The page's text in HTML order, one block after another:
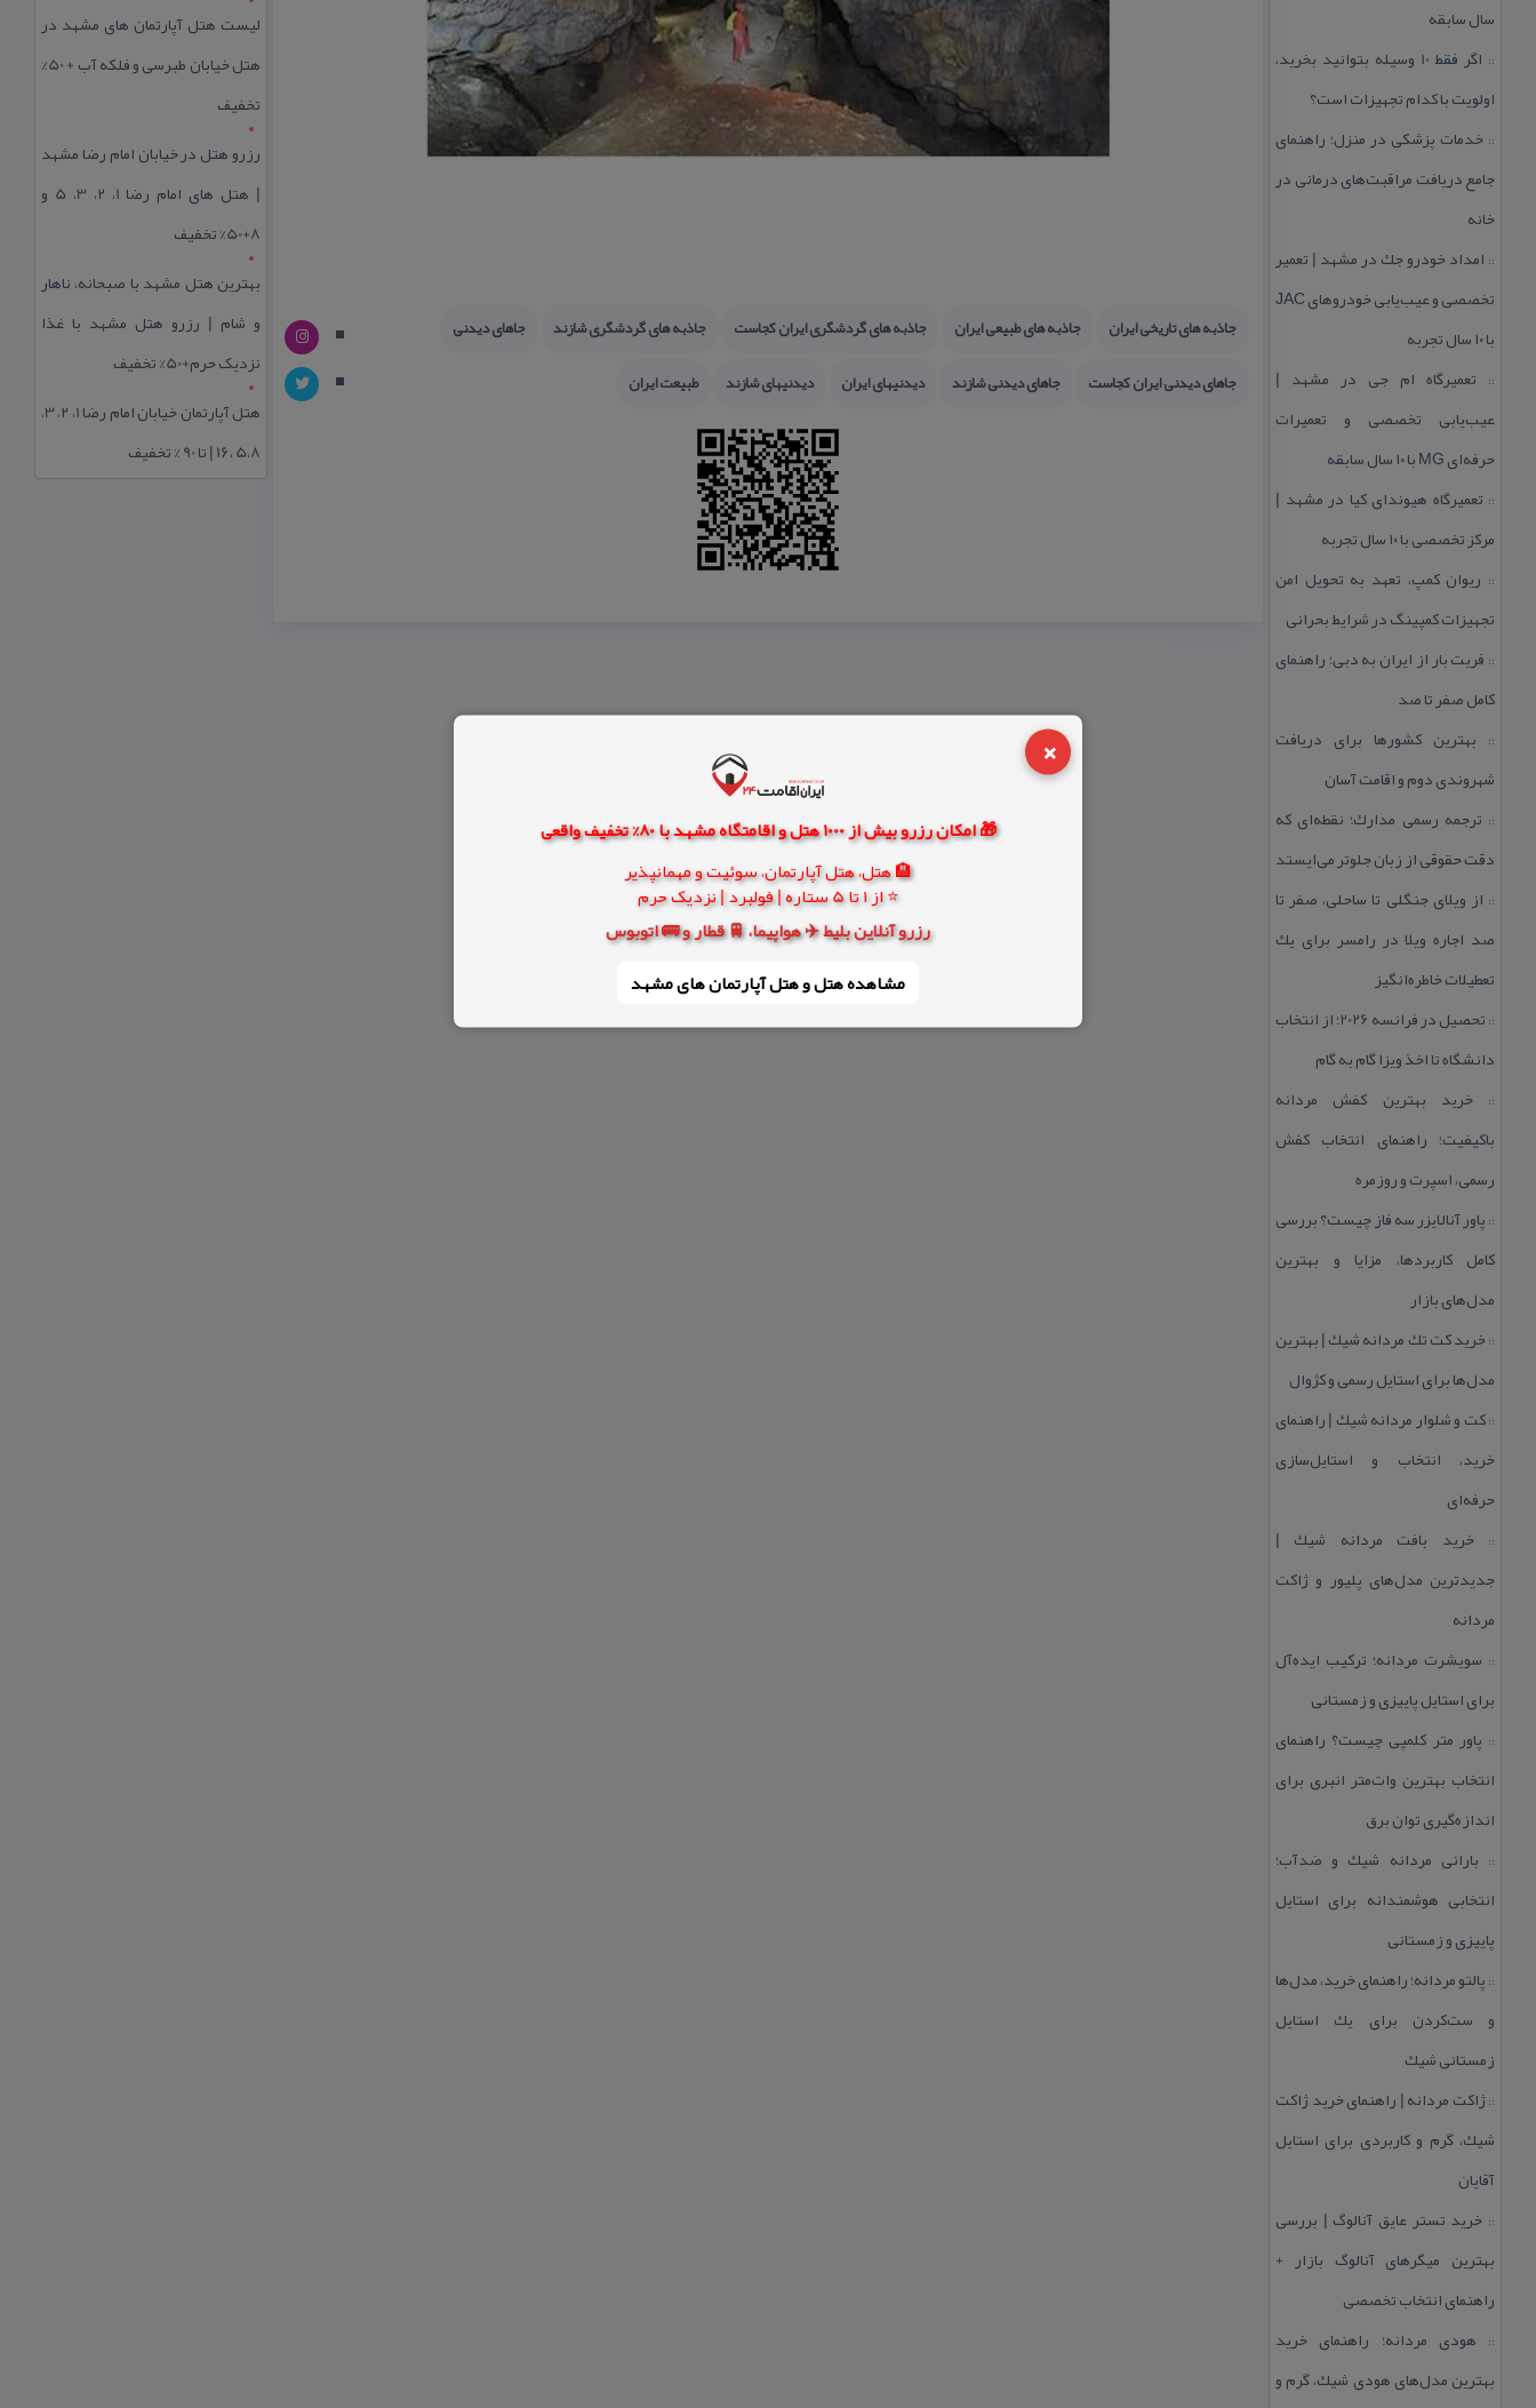
×
🎁 امکان رزرو بیش از 1000 هتل و اقامتگاه مشهد با 80% تخفیف واقعی
🏨 هتل، هتل آپارتمان، سوئیت و مهمانپذیر
⭐ از 1 تا 5 ستاره | فولبرد | نزدیک حرم
رزرو آنلاین بلیط ✈️ هواپیما، 🚆 قطار و 🚌 اتوبوس
مشاهده هتل و هتل‌ آپارتمان های مشهد
سال سابقه
::
اگر فقط 10 وسیله بتوانید بخرید،
اولویت با كدام تجهیزات است؟
:: خدمات پزشكی در منزل؛ راهنمای
جامع دریافت مراقبت‌های درمانی در
خانه
:: امداد خودرو جك در مشهد | تعمیر
تخصصی و عیب‌یابی خودروهای JAC
با ۱۰ سال تجربه
:: تعمیرگاه ام جی در مشهد |
عیب‌یابی تخصصی و تعمیرات
حرفه‌ای MG با ۱۰ سال سابقه
:: تعمیرگاه هیوندای كیا در مشهد |
مركز تخصصی با ۱۰ سال تجربه
:: ریوان كمپ، تعهد به تحویل امن
تجهیزات كمپینگ در شرایط بحرانی
:: فریت بار از ایران به دبی؛ راهنمای
كامل صفر تا صد
:: بهترین كشورها برای دریافت
شهروندی دوم و اقامت آسان
:: ترجمه رسمی مدارك؛ نقطه‌ای كه
دقت حقوقی از زبان جلوتر می‌ایستد
:: از ویلای جنگلی تا ساحلی، صفر تا
صد اجاره ویلا در رامسر برای یك
تعطیلات خاطره‌انگیز
::
تحصیل در فرانسه 2026؛ از انتخاب
دانشگاه تا اخذ ویزا گام به گام
::خرید بهترین كفش مردانه
باكیفیت؛ راهنمای انتخاب كفش
رسمی، اسپرت و روزمره
:: پاور آنالایزر سه فاز چیست؟ بررسی
كامل كاربردها، مزایا و بهترین
مدل‌های بازار
::خرید كت تك مردانه شیك | بهترین
مدل‌ها برای استایل رسمی و كژوال
::كت و شلوار مردانه شیك | راهنمای
خرید، انتخاب و استایل‌سازی
حرفه‌ای
::خرید بافت مردانه شیك |
جدیدترین مدل‌های پلیور و ژاكت
مردانه
:: سویشرت مردانه؛ تركیب ایده‌آل
برای استایل پاییزی و زمستانی
:: پاور متر كلمپی چیست؟ راهنمای
انتخاب بهترین وات‌متر انبری برای
اندازه‌گیری توان برق
:: بارانی مردانه شیك و ضدآب؛
انتخابی هوشمندانه برای استایل
پاییزی و زمستانی
:: پالتو مردانه؛ راهنمای خرید، مدل‌ها
و ست‌كردن برای یك استایل
زمستانی شیك
::ژاكت مردانه | راهنمای خرید ژاكت
شیك، گرم و كاربردی برای استایل
آقایان
:: خرید تستر عایق آنالوگ | بررسی
بهترین میگرهای آنالوگ بازار +
راهنمای انتخاب تخصصی
:: هودی مردانه؛ راهنمای خرید
بهترین مدل‌های هودی شیك، گرم و
جاذبه های تاریخی ایران جاذبه های طبیعی ایران جاذبه های گردشگری ایران كجاست جاذبه های گردشگری شازند
جاهای دیدنی
جاهای دیدنی ایران كجاست
جاهای دیدنی شازند دیدنیهای ایران دیدنیهای شازند طبیعت ایران
لیست هتل آپارتمان های مشهد در
هتل خیابان طبرسی و فلکه آب + 50%
تخفیف
رزرو هتل در خیابان امام رضا مشهد
| هتل‌ های امام رضا 1، 2، 3، 5 و
8+50% تخفیف
بهترین هتل مشهد با صبحانه، ناهار
و شام | رزرو هتل مشهد با غذا
نزدیک حرم+50% تخفیف
هتل آپارتمان خیابان امام رضا 1، 2، 3،
5،8 ،16 | تا 90 % تخفیف